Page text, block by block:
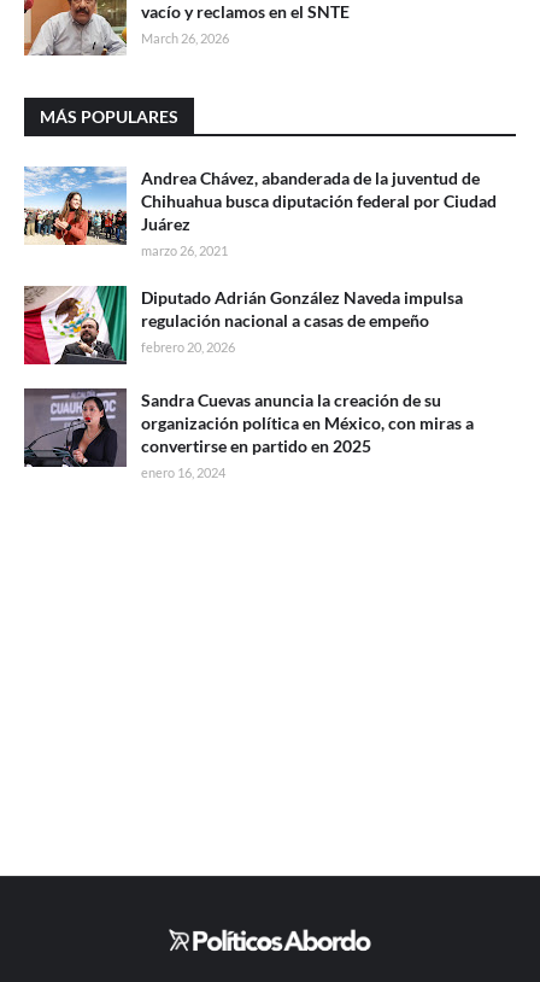
vacío y reclamos en el SNTE
March 26, 2026
MÁS POPULARES
Andrea Chávez, abanderada de la juventud de
Chihuahua busca diputación federal por Ciudad
Juárez
marzo 26, 2021
Diputado Adrián González Naveda impulsa
regulación nacional a casas de empeño
febrero 20, 2026
Sandra Cuevas anuncia la creación de su
organización política en México, con miras a
convertirse en partido en 2025
enero 16, 2024